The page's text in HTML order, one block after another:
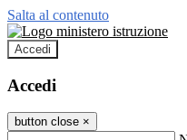
Salta al contenuto
Accedi
Accedi
button close ×